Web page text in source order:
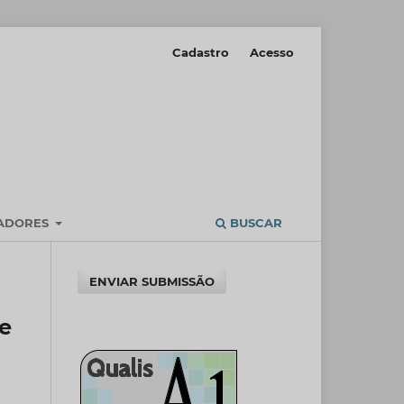
BUSCAR
Cadastro Acesso
ENVIAR SUBMISSÃO